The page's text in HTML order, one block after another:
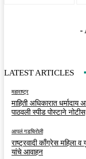
-
LATEST ARTICLES
महाराष्ट्र
माहिती अधिकारात
पाठवली स्पीड पोस्टाने
आपलं गडचिरोली
राष्ट्रवादी काँग्रेस महिला
यांचे आवाहन